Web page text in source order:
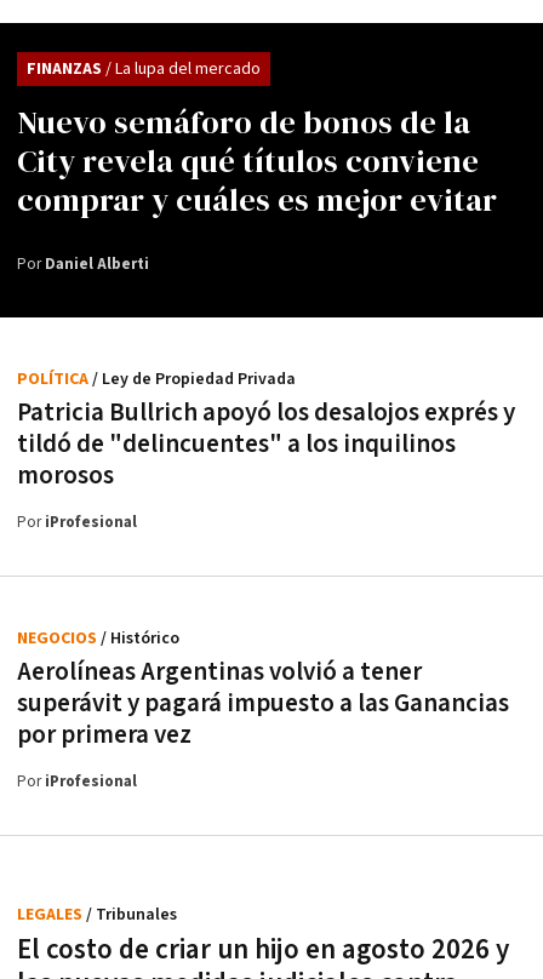
Nuevo semáforo de bonos de la
City revela qué títulos conviene
comprar y cuáles es mejor evitar
FINANZAS / La lupa del mercado
PorDaniel Alberti
Patricia Bullrich apoyó los desalojos exprés y
tildó de "delincuentes" a los inquilinos
morosos
POLÍTICA/ Ley de Propiedad Privada
PoriProfesional
Aerolíneas Argentinas volvió a tener
superávit y pagará impuesto a las Ganancias
por primera vez
NEGOCIOS / Histórico
PoriProfesional
El costo de criar un hijo en agosto 2026 y
LEGALES / Tribunales